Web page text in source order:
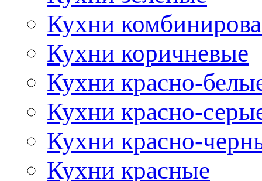
Кухни
Кухни коричневые
Кухни красно-
Кухни красно-
Кухни красно-
Кухни красные